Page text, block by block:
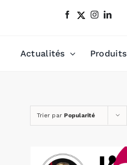
Actualités Produits
Trier parPopularité